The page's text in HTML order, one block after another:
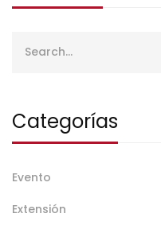
Categorías
Evento
Extensión